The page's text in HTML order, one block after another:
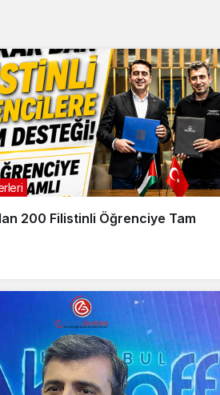
200 Filistinli Öğrenciye Tam